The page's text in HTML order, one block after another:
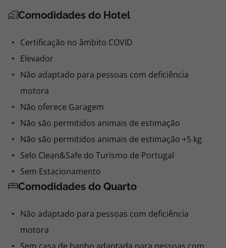
Quarto 1 - 2 Adultos
Twin
Pequeno Almoço
Não reembolsável
0,00€ por pessoa
Comprar
Twin - Cama Extra Criança
Pequeno Almoço
0,00
Comodidades do Hotel
Certificação no âmbito COVID
Elevador
Não adaptado para pessoas com deficiência
motora
Não oferece Garagem
Não são permitidos animais de estimação
Não são permitidos animais de estimação +5 kg
Selo Clean&Safe do Turismo de Portugal
Sem Estacionamento
Comodidades do Quarto
Não adaptado para pessoas com deficiência